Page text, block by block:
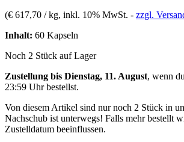
(€ 617,70 / kg, inkl. 10% MwSt. - zzgl.
Inhalt: 60 Kapseln
Noch 2 Stück auf Lager
Zustellung bis Dienstag, 11. August, wenn
23:59 Uhrbestellst.
Von diesem Artikel sind nur noch 2 Stück in
Nachschub ist unterwegs! Falls mehr bestellt
Zustelldatum beeinflussen.